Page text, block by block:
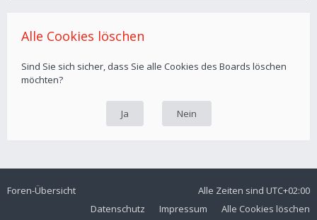
Alle Cookies löschen
Sind Sie sich sicher, dass Sie alle Cookies des Boards löschen
möchten?
Foren-Übersicht Alle Zeiten sind UTC+02:00
Alle Cookies löschen
Impressum
Datenschutz